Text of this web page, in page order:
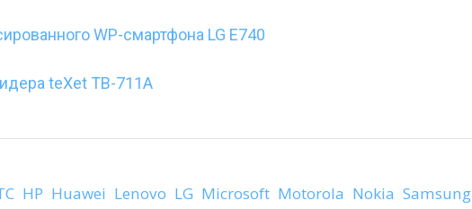
WP-смартфона LG E740
teXet TB-711A
HP Huawei Lenovo LG Microsoft Motorola Nokia Samsung